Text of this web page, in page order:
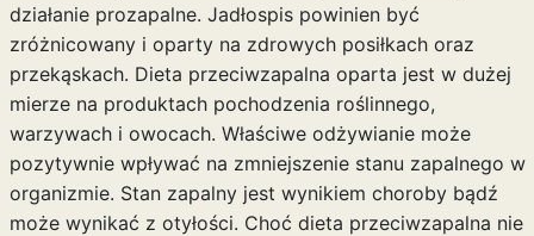
działanie prozapalne. Jadłospis powinien być
zróżnicowany i oparty na zdrowych posiłkach oraz
przekąskach. Dieta przeciwzapalna oparta jest w dużej
mierze na produktach pochodzenia roślinnego,
warzywach i owocach. Właściwe odżywianie może
pozytywnie wpływać na zmniejszenie stanu zapalnego w
organizmie. Stan zapalny jest wynikiem choroby bądź
może wynikać z otyłości. Choć dieta przeciwzapalna nie